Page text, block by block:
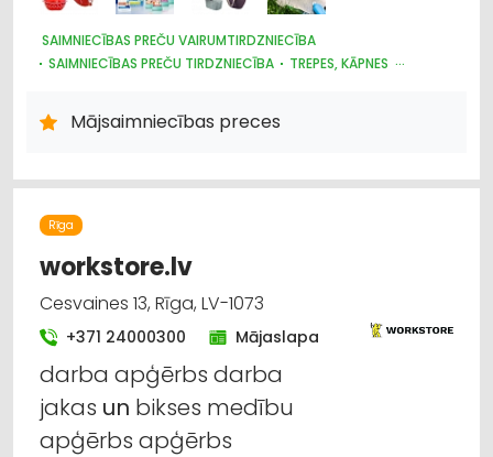
SAIMNIECĪBAS PREČU VAIRUMTIRDZNIECĪBA
SAIMNIECĪBAS PREČU TIRDZNIECĪBA
TREPES, KĀPNES
UZKOPŠANAS LĪDZEKĻI UN TEHNIKA, PROFESIONĀLĀ
HIGIĒNAS PRECES
INTERNETVEIKALI, E-KOMERCIJA
Mājsaimniecības preces
Rīga
workstore.lv
Cesvaines 13, Rīga, LV-1073
+371 24000300 Mājaslapa
darba apģērbs darba
jakas un bikses medību
apģērbs apģērbs